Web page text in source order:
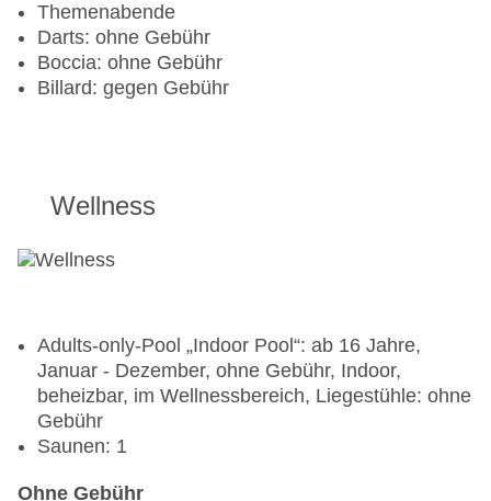
Themenabende
Darts: ohne Gebühr
Boccia: ohne Gebühr
Billard: gegen Gebühr
Wellness
Adults-only-Pool „Indoor Pool“: ab 16 Jahre,
Januar - Dezember, ohne Gebühr, Indoor,
beheizbar, im Wellnessbereich, Liegestühle: ohne
Gebühr
Saunen: 1
Ohne Gebühr